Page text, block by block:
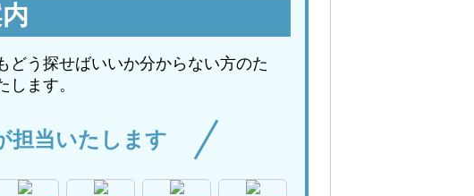
どう探せばいいか分からない方のた
ます。
担当いたします